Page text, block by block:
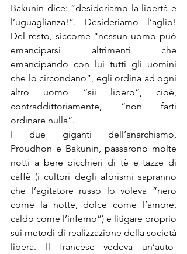
Bakunin dice: “desideriamo la libertà e
l’uguaglianza!”. Desideriamo l’aglio!
Del resto, siccome “nessun uomo può
emanciparsi altrimenti che
emancipando con lui tutti gli uomini
che lo circondano”, egli ordina ad ogni
altro uomo “sii libero”, cioè,
contraddittoriamente, “non farti
ordinare nulla”.
I due giganti dell’anarchismo,
Proudhon e Bakunin, passarono molte
notti a bere bicchieri di tè e tazze di
caffè (i cultori degli aforismi sapranno
che l’agitatore russo lo voleva “nero
come la notte, dolce come l’amore,
caldo come l’inferno”) e litigare proprio
sui metodi di realizzazione della società
libera. Il francese vedeva un’auto-